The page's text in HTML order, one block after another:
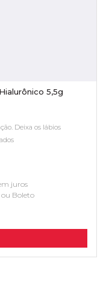
5,5g
Deixa os lábios
juros
ou Boleto